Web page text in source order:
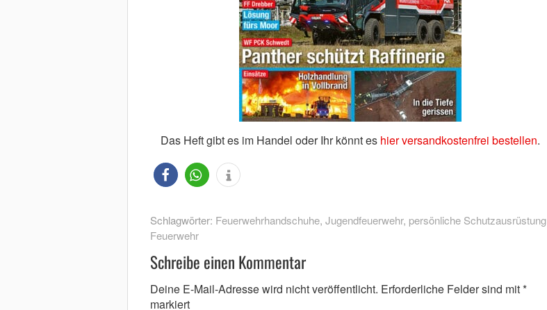
Das Heft gibt es im Handel oder Ihr könnt es hier versandkostenfrei bestellen.
Schlagwörter: Feuerwehrhandschuhe, Jugendfeuerwehr, persönliche Schutzausrüstung
Feuerwehr
Schreibe einen Kommentar
Deine E-Mail-Adresse wird nicht veröffentlicht. Erforderliche Felder sind mit*
markiert